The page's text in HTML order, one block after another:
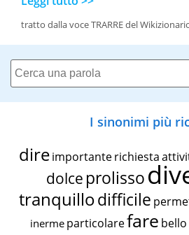
tratto dalla voce TRARRE del
I sinonimi più
dire importante richiesta
dolce prolisso
tranquillodifficile
inerme particolarefare bello